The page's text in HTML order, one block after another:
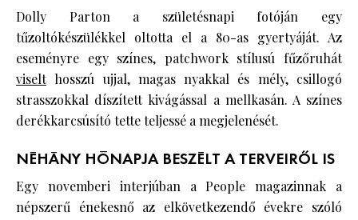
Dolly Parton a születésnapi fotóján egy
tűzoltókészülékkel oltotta el a 80-as gyertyáját. Az
eseményre egy színes, patchwork stílusú fűzőruhát
viselthosszú ujjal, magas nyakkal és mély, csillogó
strasszokkal díszített kivágással a mellkasán. A színes
derékkarcsúsító tette teljessé a megjelenését.
NÉHÁNY HÓNAPJA BESZÉLT A TERVEIRŐL IS
Egy novemberi interjúban a People magazinnak a
népszerű énekesnő az elkövetkezendő évekre szóló